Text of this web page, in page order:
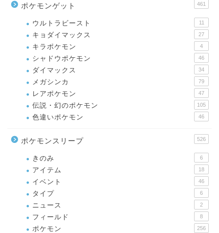
ポケモンゲット 461
ウルトラビースト 11
キョダイマックス 27
キラポケモン 4
シャドウポケモン 46
ダイマックス 34
メガシンカ 79
レアポケモン 47
伝説・幻のポケモン 105
色違いポケモン 46
ポケモンスリープ 526
きのみ 6
アイテム 18
イベント 46
タイプ 6
ニュース 2
フィールド 8
ポケモン 256